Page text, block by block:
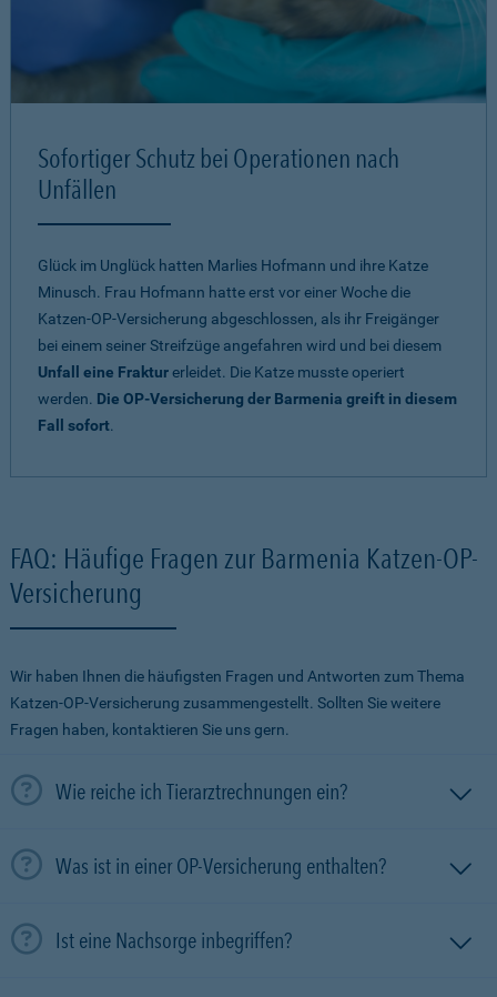
Sofortiger Schutz bei Operationen nach
Unfällen
Glück im Unglück hatten Marlies Hofmann und ihre Katze
Minusch. Frau Hofmann hatte erst vor einer Woche die
Katzen-OP-Versicherung abgeschlossen, als ihr Freigänger
bei einem seiner Streifzüge angefahren wird und bei diesem
Unfall eine Frakturerleidet. Die Katze musste operiert
werden. Die OP-Versicherung der Barmenia greift in diesem
Fall sofort.
FAQ: Häufige Fragen zur Barmenia Katzen-OP-
Versicherung
Wir haben Ihnen die häufigsten Fragen und Antworten zum Thema
Katzen-OP-Versicherung zusammengestellt. Sollten Sie weitere
Fragen haben, kontaktieren Sie uns gern.
Wie reiche ich Tierarztrechnungen ein?
Was ist in einer OP-Versicherung enthalten?
Ist eine Nachsorge inbegriffen?